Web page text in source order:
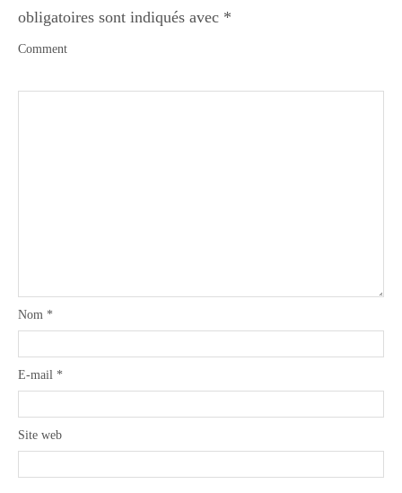
obligatoires sont indiqués avec *
Comment
Nom *
E-mail *
Site web